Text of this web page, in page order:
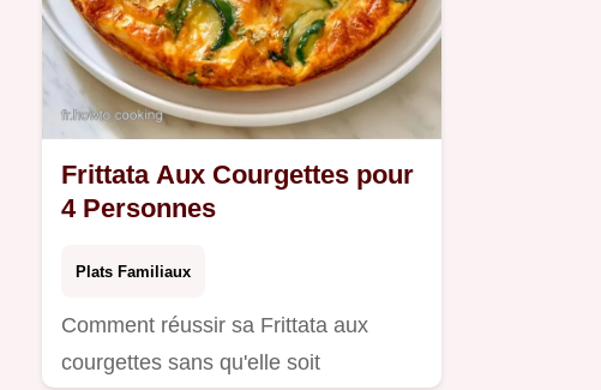
Frittata Aux Courgettes pour
4 Personnes
Plats Familiaux
Comment réussir sa Frittata aux
courgettes sans qu'elle soit